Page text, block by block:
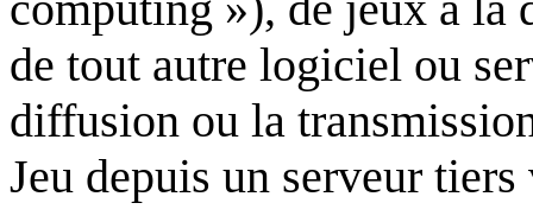
de tout autre logiciel ou
diffusion ou la
Jeu depuis un serveur